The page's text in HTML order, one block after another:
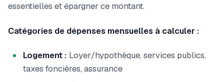
essentielles et épargner ce montant.
Catégories de dépenses mensuelles à calculer :
Logement : Loyer/hypothèque, services publics,
taxes foncières, assurance